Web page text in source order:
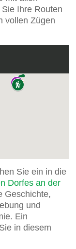
Ihre Routen
vollen Zügen
Sie ein in die
Dorfes an der
Geschichte,
und
Ein
in diesem